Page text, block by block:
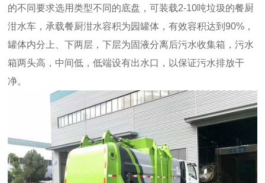
的不同要求选用类型不同的底盘，可装载2-10吨垃圾的餐厨
泔水车，承载餐厨泔水容积为园罐体，有效容积达到90%，
罐体内分上、下两层，下层为固液分离后污水收集箱，污水
箱两头高，中间低，低端设有出水口，以保证污水排放干
净。